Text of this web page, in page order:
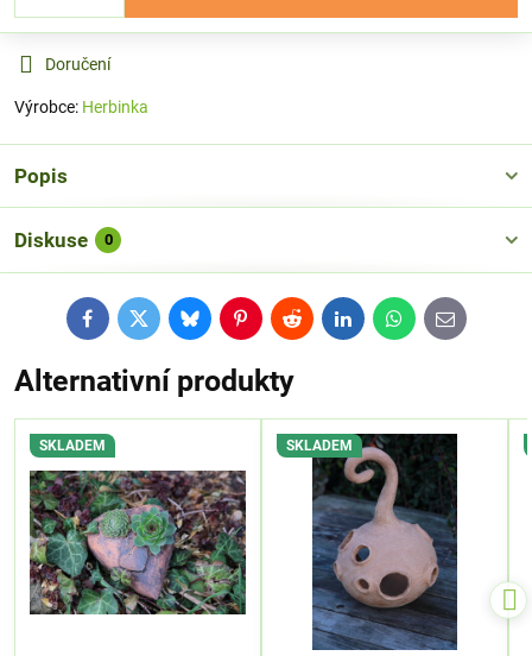
Doručení
Výrobce: Herbinka
Popis
Diskuse 0
FacebookTwitterBlueskyPinterestRedditLinkedInWhatsApp
E-
mail
Alternativní produkty
SKLADEM SKLADEM